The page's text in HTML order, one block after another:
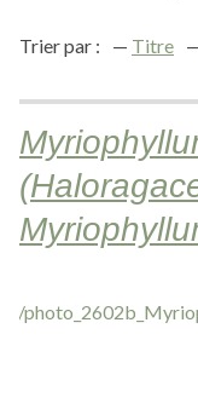
Trier par : Titre